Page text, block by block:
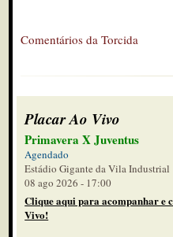
2º tempo
quanto tempo foi dado
2º tempo
agora a zaga afasta!
45'
2º tempo
Gabriel Felix executa
44'
2º tempo
Felix denfede de novo
Comentários da Torcida
Placar Ao Vivo
Primavera X Juventus
Agendado
Estádio Gigante da Vila Industrial
08 ago 2026 - 17:00
Clique aqui para acompanhar e
Vivo!